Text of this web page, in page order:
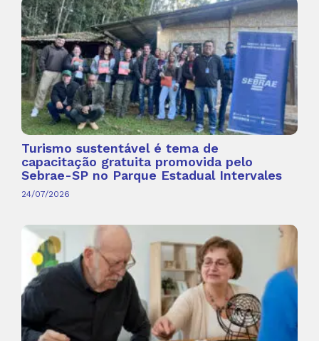
Turismo sustentável é tema de
capacitação gratuita promovida pelo
Sebrae-SP no Parque Estadual Intervales
24/07/2026